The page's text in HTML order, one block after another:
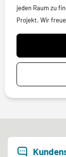
jeden Raum zu
Projekt. Wir